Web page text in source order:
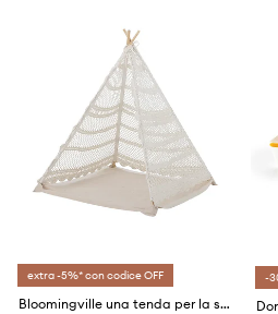
extra -5%* con codice OFF
Bloomingville una tenda per la stanza del bambino Herle
-